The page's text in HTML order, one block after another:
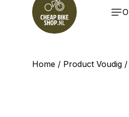
Home / Product Voudig /